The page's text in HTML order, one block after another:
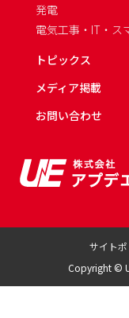
発電
電気工事・IT・ス
トピックス
メディア掲載
お問い合わせ
サイト
Copyright ©